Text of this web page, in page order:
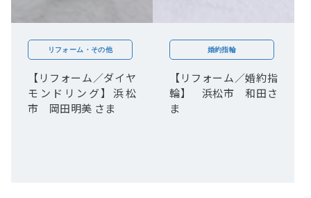
リフォーム・その他
【リフォーム／ダイヤ
モンドリング】浜松
市 岡田明美 さま
婚約指輪
【リフォーム／婚約指
輪】 浜松市 和田さ
ま